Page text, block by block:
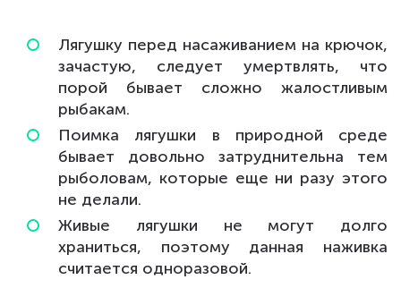
Лягушку перед насаживанием на крючок,
зачастую, следует умертвлять, что
порой бывает сложно жалостливым
рыбакам.
Поимка лягушки в природной среде
бывает довольно затруднительна тем
рыболовам, которые еще ни разу этого
не делали.
Живые лягушки не могут долго
храниться, поэтому данная наживка
считается одноразовой.